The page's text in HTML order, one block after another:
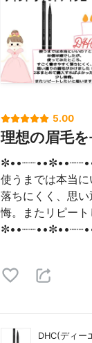
5.00
理想の眉毛を
使うまでは本当
落ちにくく、思
悔。またリピート
DHC(ディー